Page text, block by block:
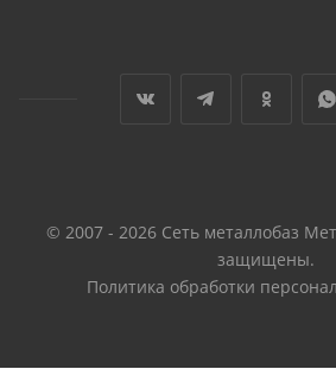
© 2007 - 2026 Сеть металлобаз
защищены.
Политика обработки